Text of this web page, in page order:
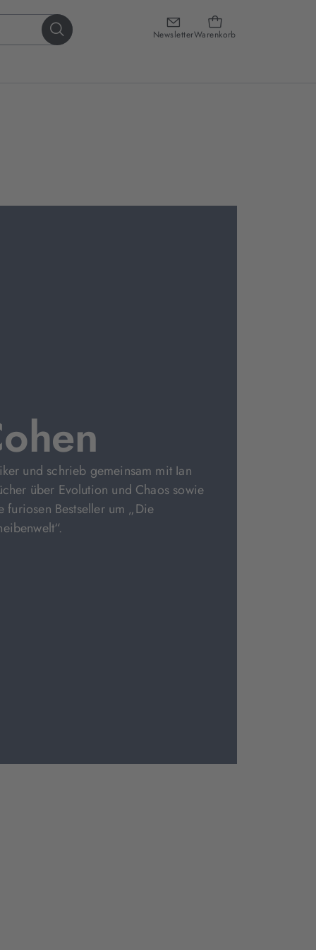
NewsletterWarenkorb
und schrieb gemeinsam mit Ian
über Evolution und Chaos sowie
furiosen Bestseller um „Die